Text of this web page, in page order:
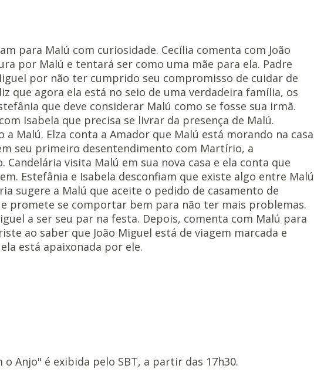
para Malú com curiosidade. Cecília comenta com João
por Malú e tentará ser como uma mãe para ela. Padre
por não ter cumprido seu compromisso de cuidar de
que agora ela está no seio de uma verdadeira família, os
que deve considerar Malú como se fosse sua irmã.
Isabela que precisa se livrar da presença de Malú.
a Malú. Elza conta a Amador que Malú está morando na casa
seu primeiro desentendimento com Martírio, a
Candelária visita Malú em sua nova casa e ela conta que
Estefânia e Isabela desconfiam que existe algo entre Malú
sugere a Malú que aceite o pedido de casamento de
promete se comportar bem para não ter mais problemas.
a ser seu par na festa. Depois, comenta com Malú para
ao saber que João Miguel está de viagem marcada e
está apaixonada por ele.
o Anjo" é exibida pelo SBT, a partir das 17h30.